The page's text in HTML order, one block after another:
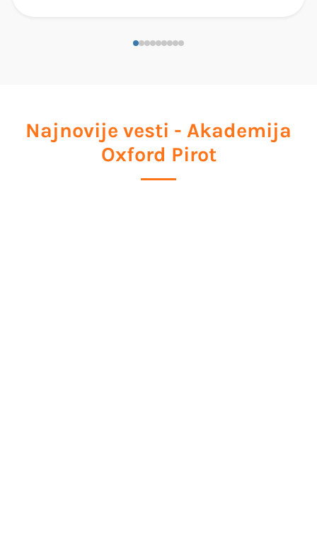
Najnovije vesti - Akademija
Oxford Pirot